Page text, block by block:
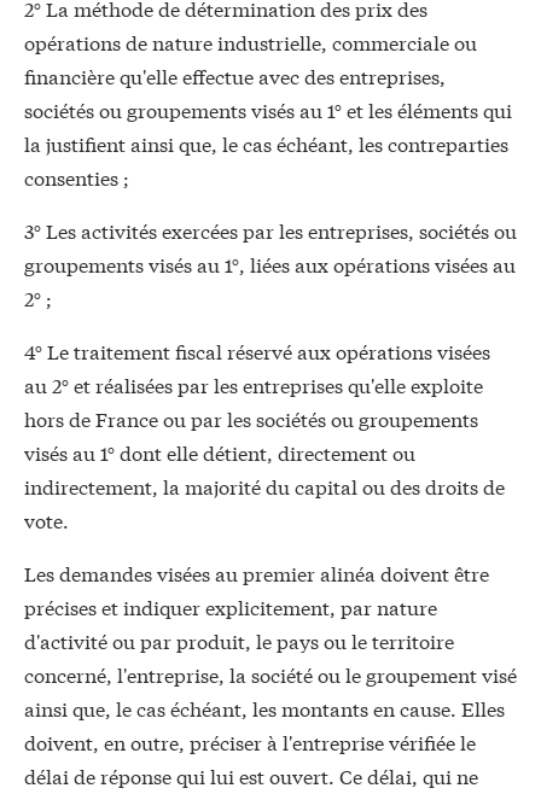
2° La méthode de détermination des prix des
opérations de nature industrielle, commerciale ou
financière qu'elle effectue avec des entreprises,
sociétés ou groupements visés au 1° et les éléments qui
la justifient ainsi que, le cas échéant, les contreparties
consenties ;
3° Les activités exercées par les entreprises, sociétés ou
groupements visés au 1°, liées aux opérations visées au
2° ;
4° Le traitement fiscal réservé aux opérations visées
au 2° et réalisées par les entreprises qu'elle exploite
hors de France ou par les sociétés ou groupements
visés au 1° dont elle détient, directement ou
indirectement, la majorité du capital ou des droits de
vote.
Les demandes visées au premier alinéa doivent être
précises et indiquer explicitement, par nature
d'activité ou par produit, le pays ou le territoire
concerné, l'entreprise, la société ou le groupement visé
ainsi que, le cas échéant, les montants en cause. Elles
doivent, en outre, préciser à l'entreprise vérifiée le
délai de réponse qui lui est ouvert. Ce délai, qui ne